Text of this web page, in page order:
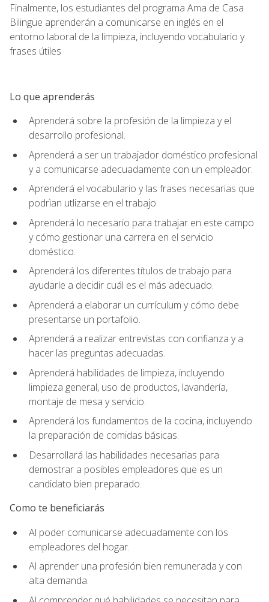
Finalmente, los estudiantes del programa Ama de Casa
Bilingüe aprenderán a comunicarse en inglés en el
entorno laboral de la limpieza, incluyendo vocabulario y
frases útiles
Lo que aprenderás
Aprenderá sobre la profesión de la limpieza y el
desarrollo profesional.
Aprenderá a ser un trabajador doméstico profesional
y a comunicarse adecuadamente con un empleador.
Aprenderá el vocabulario y las frases necesarias que
podrìan utlizarse en el trabajo
Aprenderá lo necesario para trabajar en este campo
y cómo gestionar una carrera en el servicio
doméstico.
Aprenderá los diferentes títulos de trabajo para
ayudarle a decidir cuál es el más adecuado.
Aprenderá a elaborar un currículum y cómo debe
presentarse un portafolio.
Aprenderá a realizar entrevistas con confianza y a
hacer las preguntas adecuadas.
Aprenderá habilidades de limpieza, incluyendo
limpieza general, uso de productos, lavandería,
montaje de mesa y servicio.
Aprenderá los fundamentos de la cocina, incluyendo
la preparación de comidas básicas.
Desarrollará las habilidades necesarias para
demostrar a posibles empleadores que es un
candidato bien preparado.
Como te beneficiarás
Al poder comunicarse adecuadamente con los
empleadores del hogar.
Al aprender una profesión bien remunerada y con
alta demanda.